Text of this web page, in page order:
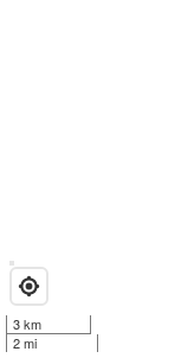
3 km
2 mi